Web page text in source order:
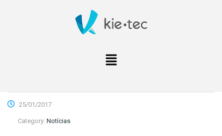
25/01/2017
Category: Notícias